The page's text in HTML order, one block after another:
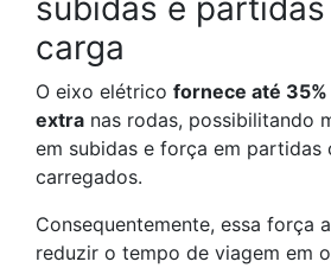
subidas e
carga
O eixo elétrico fornece até
extra nas rodas, possibilitando
em subidas e força em partidas
carregados.
Consequentemente, essa força
reduzir o tempo de viagem em